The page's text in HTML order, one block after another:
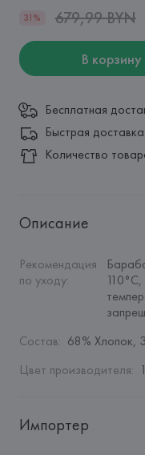
31% 679,99 BYN
В корзину
Бесплатная
Быстрая
Количество
Описание
Рекомендация
по уходу:
Состав: 68% Хлопок,
Цвет производителя:
Импортер